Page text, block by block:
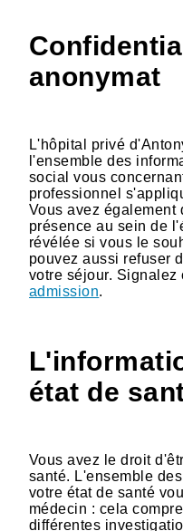
anonymat
L'hôpital privé
l'ensemble des
social vous
professionnel
Vous avez également
présence au sein de
révélée si vous le
pouvez aussi refuser
votre séjour.
admission.
état de
Vous avez le droit
santé. L'ensemble
votre état de santé
médecin : cela
différentes